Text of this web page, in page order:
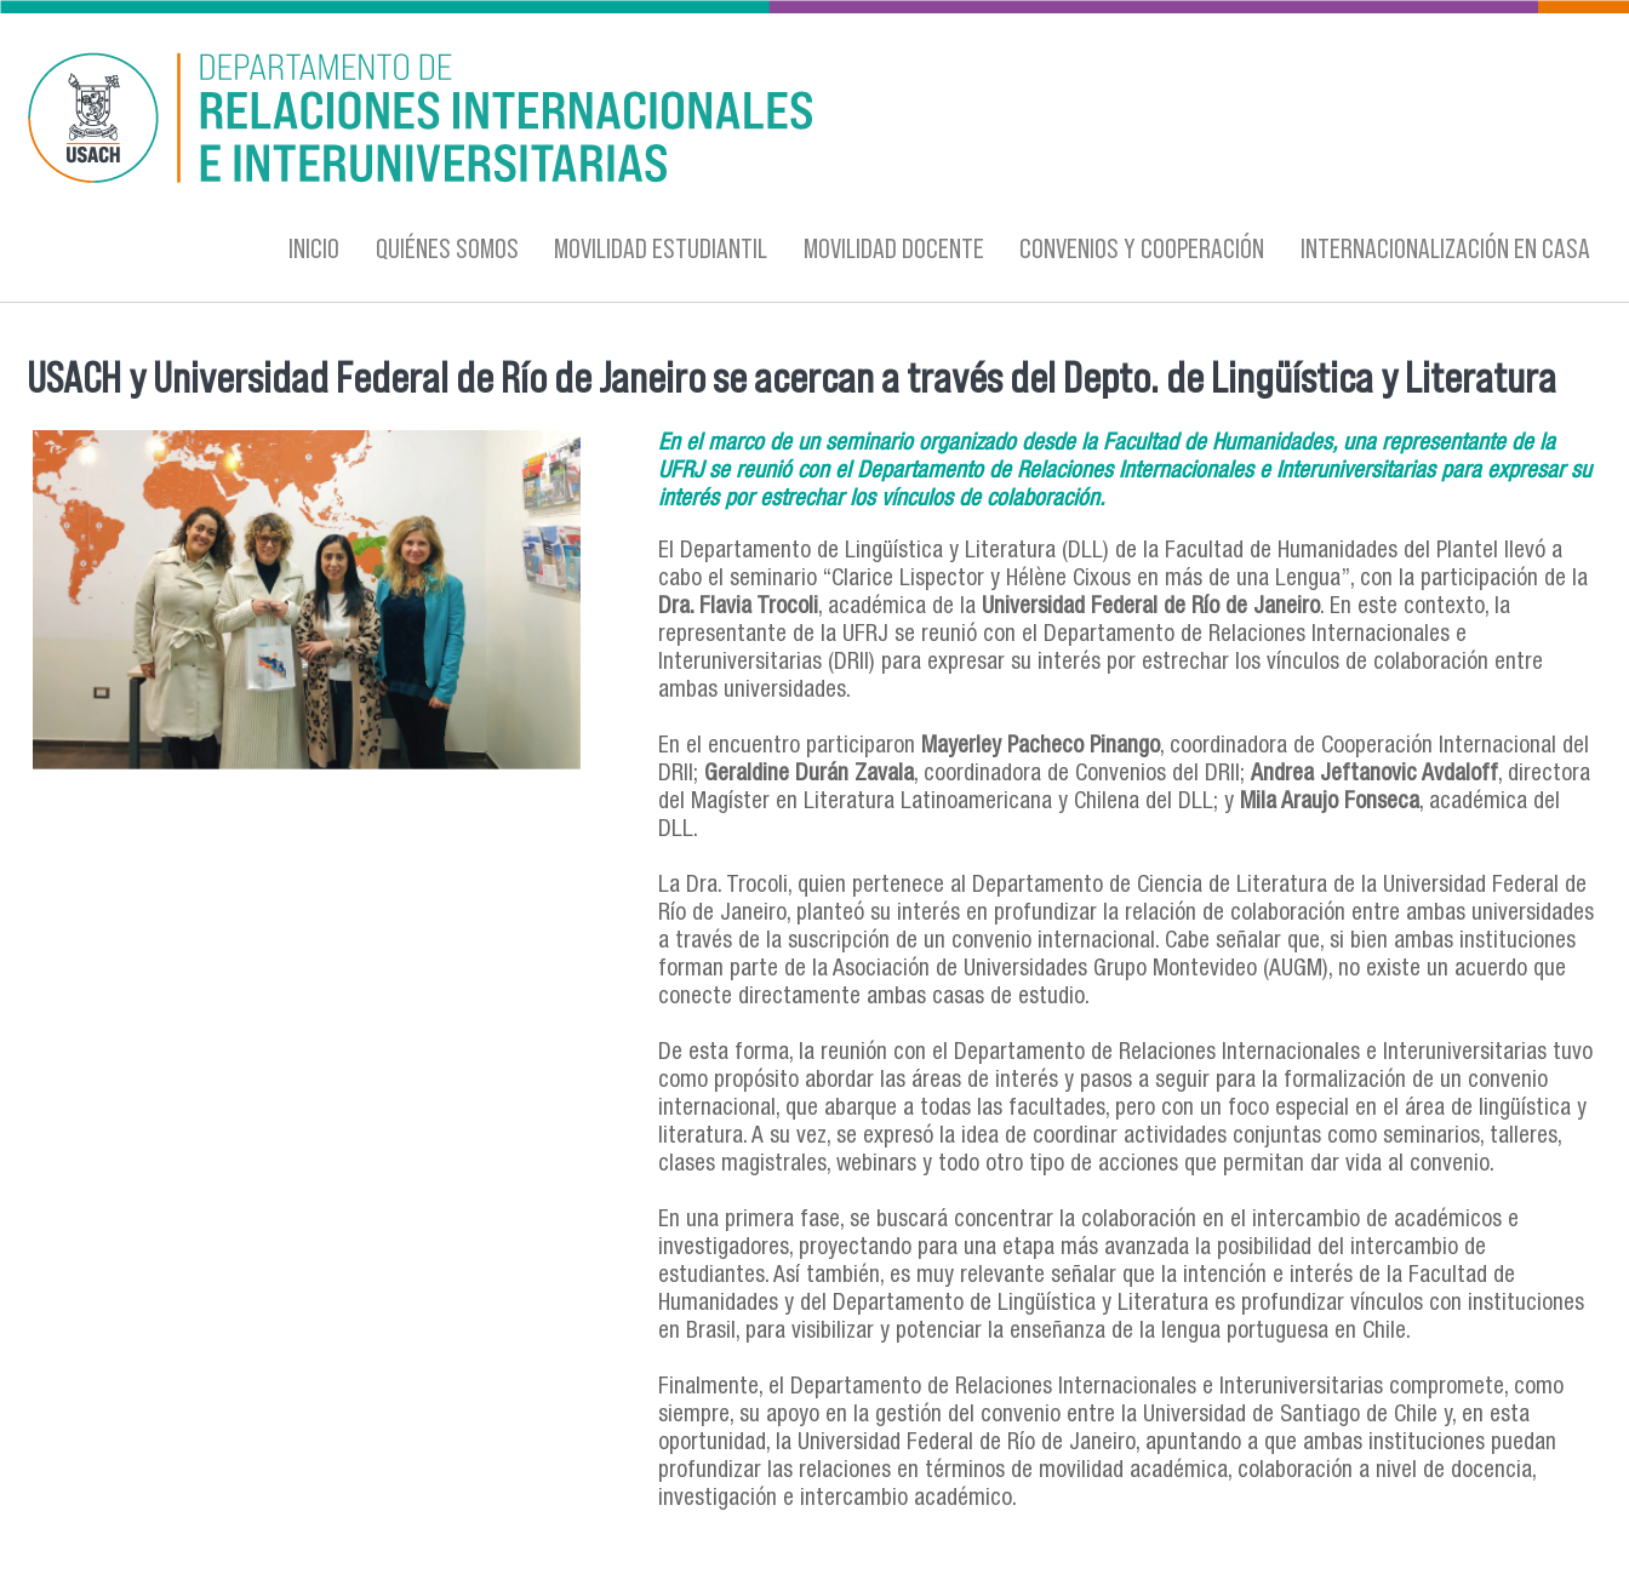
Pasar al contenido principal
INICIO QUIÉNES SOMOS MOVILIDAD ESTUDIANTIL MOVILIDAD DOCENTE CONVENIOS Y COOPERACIÓN INTERNACIONALIZACIÓN EN CASA
Se encuentra usted aquí
USACH y Universidad Federal de Río de Janeiro se acercan a través del Depto. de Lingüística y Literatura
En el marco de un seminario organizado desde la Facultad de Humanidades, una representante de la
UFRJ se reunió con el Departamento de Relaciones Internacionales e Interuniversitarias para expresar su
interés por estrechar los vínculos de colaboración.
El Departamento de Lingüística y Literatura (DLL) de la Facultad de Humanidades del Plantel llevó a
cabo el seminario “Clarice Lispector y Hélène Cixous en más de una Lengua”, con la participación de la
Dra. Flavia Trocoli, académica de la Universidad Federal de Río de Janeiro. En este contexto, la
representante de la UFRJ se reunió con el Departamento de Relaciones Internacionales e
Interuniversitarias (DRII) para expresar su interés por estrechar los vínculos de colaboración entre
ambas universidades.
En el encuentro participaron Mayerley Pacheco Pinango, coordinadora de Cooperación Internacional del
DRII; Geraldine Durán Zavala, coordinadora de Convenios del DRII; Andrea Jeftanovic Avdaloff, directora
del Magíster en Literatura Latinoamericana y Chilena del DLL; y Mila Araujo Fonseca, académica del
DLL.
La Dra. Trocoli, quien pertenece al Departamento de Ciencia de Literatura de la Universidad Federal de
Río de Janeiro, planteó su interés en profundizar la relación de colaboración entre ambas universidades
a través de la suscripción de un convenio internacional. Cabe señalar que, si bien ambas instituciones
forman parte de la Asociación de Universidades Grupo Montevideo (AUGM), no existe un acuerdo que
conecte directamente ambas casas de estudio.
De esta forma, la reunión con el Departamento de Relaciones Internacionales e Interuniversitarias tuvo
como propósito abordar las áreas de interés y pasos a seguir para la formalización de un convenio
internacional, que abarque a todas las facultades, pero con un foco especial en el área de lingüística y
literatura. A su vez, se expresó la idea de coordinar actividades conjuntas como seminarios, talleres,
clases magistrales, webinars y todo otro tipo de acciones que permitan dar vida al convenio.
En una primera fase, se buscará concentrar la colaboración en el intercambio de académicos e
investigadores, proyectando para una etapa más avanzada la posibilidad del intercambio de
estudiantes. Así también, es muy relevante señalar que la intención e interés de la Facultad de
Humanidades y del Departamento de Lingüística y Literatura es profundizar vínculos con instituciones
en Brasil, para visibilizar y potenciar la enseñanza de la lengua portuguesa en Chile.
Finalmente, el Departamento de Relaciones Internacionales e Interuniversitarias compromete, como
siempre, su apoyo en la gestión del convenio entre la Universidad de Santiago de Chile y, en esta
oportunidad, la Universidad Federal de Río de Janeiro, apuntando a que ambas instituciones puedan
profundizar las relaciones en términos de movilidad académica, colaboración a nivel de docencia,
investigación e intercambio académico.